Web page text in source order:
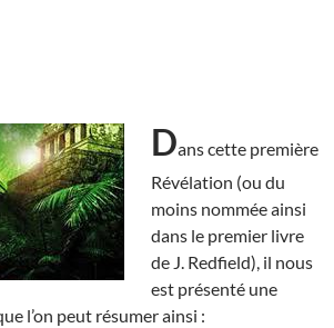
Dans cette première
Révélation (ou du
moins nommée ainsi
dans le premier livre
de J. Redfield), il nous
est présenté une
l’on peut résumer ainsi :